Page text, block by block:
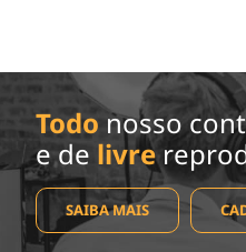
Todo nosso
e de livre
SAIBA MAIS